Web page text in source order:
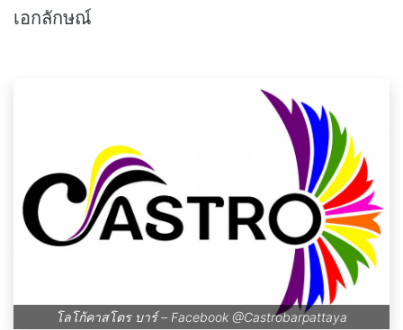
เอกลักษณ์
โลโก้คาสโตร บาร์ – Facebook @Castrobarpattaya